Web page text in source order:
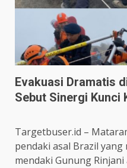
Evakuasi Dramatis
Sebut Sinergi Kunci
Targetbuser.id –
pendaki asal Brazil
mendaki Gunung Rinjani